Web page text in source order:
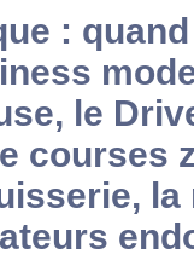
:
le
courses